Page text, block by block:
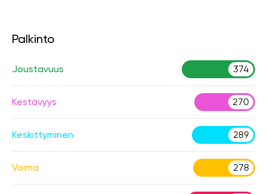
Palkinto
Joustavuus 374
Kestävyys 270
Keskittyminen 289
Voima 278